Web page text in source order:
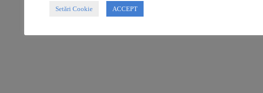
Setări Cookie ACCEPT